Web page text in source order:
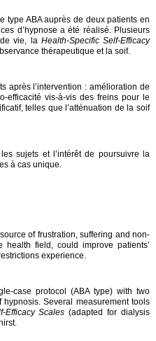
type ABA auprès de deux patients en
d’hypnose a été réalisé. Plusieurs
vie, la Health-Specific Self-Efficacy
thérapeutique et la soif.
après l’intervention : amélioration de
efficacité vis-à-vis des freins pour le
telles que l’atténuation de la soif
sujets et l’intérêt de poursuivre la
à cas unique.
of frustration, suffering and non-
field, could improve patients’
experience.
case protocol (ABA type) with two
Several measurement tools
Efficacy Scales (adapted for dialysis